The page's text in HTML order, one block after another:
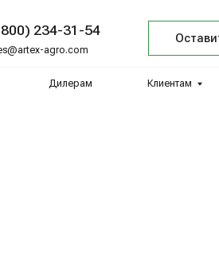
Оставить заявку